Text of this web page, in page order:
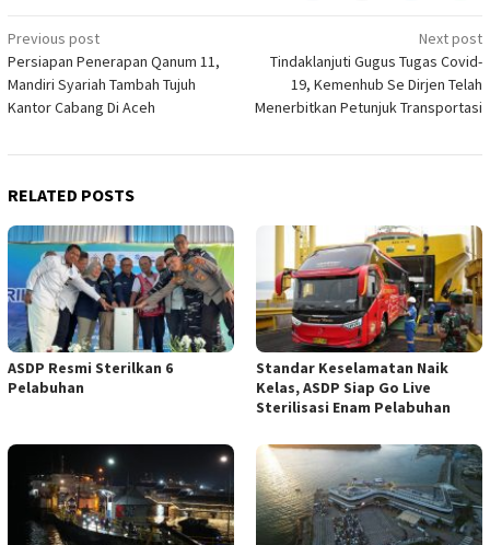
Post
navigation
Previous post
Persiapan Penerapan Qanum 11,
Mandiri Syariah Tambah Tujuh
Kantor Cabang Di Aceh
Next post
Tindaklanjuti Gugus Tugas Covid-
19, Kemenhub Se Dirjen Telah
Menerbitkan Petunjuk Transportasi
RELATED POSTS
ASDP Resmi Sterilkan 6
Pelabuhan
Standar Keselamatan Naik
Kelas, ASDP Siap Go Live
Sterilisasi Enam Pelabuhan